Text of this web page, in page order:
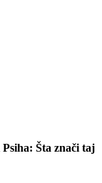
Šta znači taj